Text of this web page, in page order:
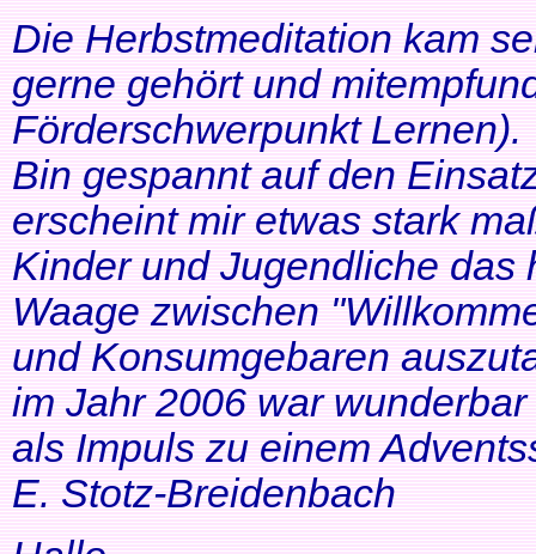
Die Herbstmeditation kam
gerne gehört und
Förderschwerpunkt Lernen).
Bin gespannt auf den
erscheint mir etwas stark
Kinder und Jugendliche das
Waage zwischen
und Konsumgebaren
im Jahr 2006 war
als Impuls zu einem
E. Stotz-Breidenbach